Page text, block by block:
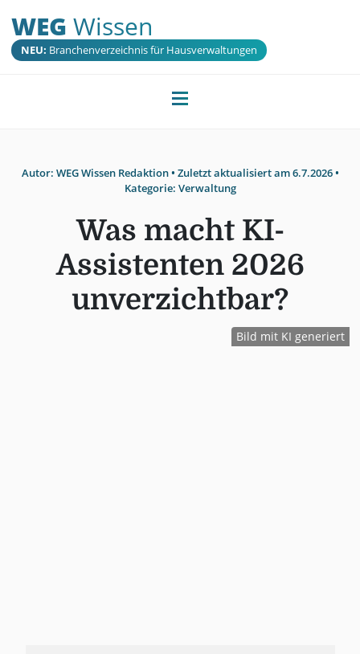
WEG Wissen
NEU: Branchenverzeichnis für Hausverwaltungen
Autor: WEG Wissen Redaktion• Zuletzt aktualisiert am6.7.2026•
Kategorie: Verwaltung
Was macht KI-
Assistenten 2026
unverzichtbar?
Bild mit KI generiert